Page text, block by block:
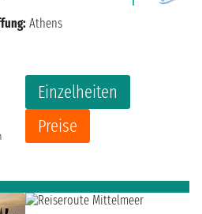
Einzelheiten
Preise
Athens